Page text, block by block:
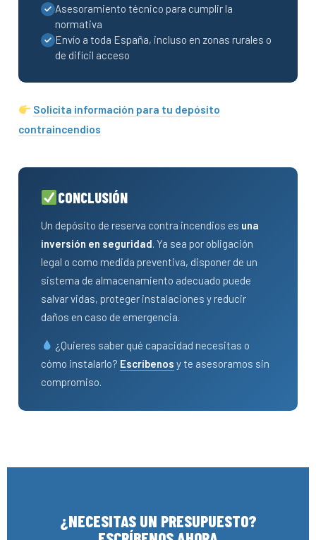
Asesoramiento técnico para cumplir la
normativa
Envío a toda España, incluso en zonas rurales o
de difícil acceso
Solicita información para tu depósito
contraincendios
CONCLUSIÓN
Un depósito de reserva contra incendios es una
inversión en seguridad. Ya sea por obligación
legal o como medida preventiva, disponer de un
sistema de almacenamiento adecuado puede
salvar vidas, proteger instalaciones y reducir
daños en caso de emergencia.
¿Quieres saber qué capacidad necesitas o
cómo instalarlo? Escríbenos y te asesoramos sin
compromiso.
¿NECESITAS UN PRESUPUESTO?